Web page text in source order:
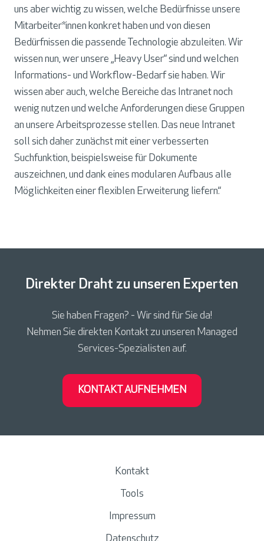
uns aber wichtig zu wissen, welche Bedürfnisse unsere
Mitarbeiter*innen konkret haben und von diesen
Bedürfnissen die passende Technologie abzuleiten. Wir
wissen nun, wer unsere „Heavy User“ sind und welchen
Informations- und Workflow-Bedarf sie haben. Wir
wissen aber auch, welche Bereiche das Intranet noch
wenig nutzen und welche Anforderungen diese Gruppen
an unsere Arbeitsprozesse stellen. Das neue Intranet
soll sich daher zunächst mit einer verbesserten
Suchfunktion, beispielsweise für Dokumente
auszeichnen, und dank eines modularen Aufbaus alle
Möglichkeiten einer flexiblen Erweiterung liefern.“
Direkter Draht zu unseren Experten
Sie haben Fragen? - Wir sind für Sie da!
Nehmen Sie direkten Kontakt zu unseren Managed
Services-Spezialisten auf.
KONTAKT AUFNEHMEN
Kontakt
Tools
Impressum